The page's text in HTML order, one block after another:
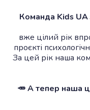
Команда Kids UA
вже цілий рік
проєкті
За цей рік наша
🥕 А тепер наша